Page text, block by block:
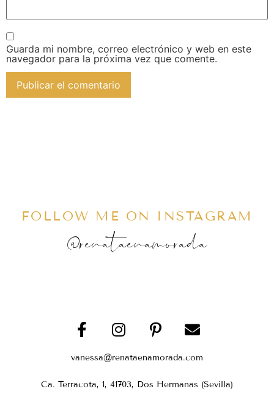
Guarda mi nombre, correo electrónico y web en este
navegador para la próxima vez que comente.
FOLLOW ME ON INSTAGRAM
@renataenamorada
vanessa@renataenamorada.com
Ca. Terracota, 1, 41703, Dos Hermanas (Sevilla)